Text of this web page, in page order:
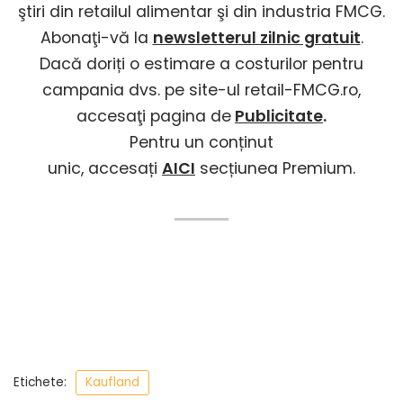
ştiri din retailul alimentar şi din industria FMCG.
Abonaţi-vă la newsletterul zilnic gratuit.
Dacă doriți o estimare a costurilor pentru
campania dvs. pe site-ul retail-FMCG.ro,
accesaţi pagina de Publicitate.
Pentru un conținut
unic, accesați AICI secțiunea Premium.
Etichete: Kaufland